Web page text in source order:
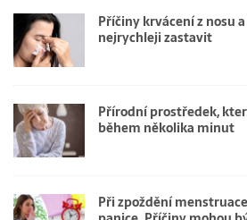
Příčiny krvácení z nosu
nejrychleji zastavit
Přírodní prostředek,
během několika minut
Při zpoždění